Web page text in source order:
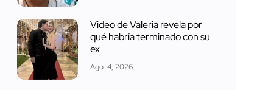
Video de Valeria revela por
qué habría terminado con su
ex
Ago. 4, 2026